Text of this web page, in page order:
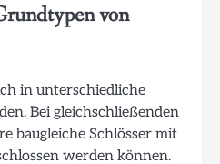
von
in unterschiedliche
Bei gleichschließenden
baugleiche Schlösser mit
werden können.